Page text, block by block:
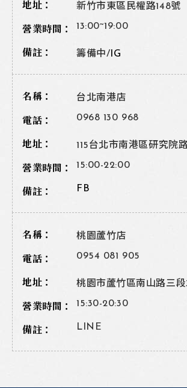
新竹市東區民權路148號
13:00~19:00
籌備中/ IG
台北南港店
0968 130 968
115台北市南港區研究院
15:00-22:00
FB
桃園蘆竹店
0954 081 905
桃園市蘆竹區南山路三
15:30-20:30
LINE